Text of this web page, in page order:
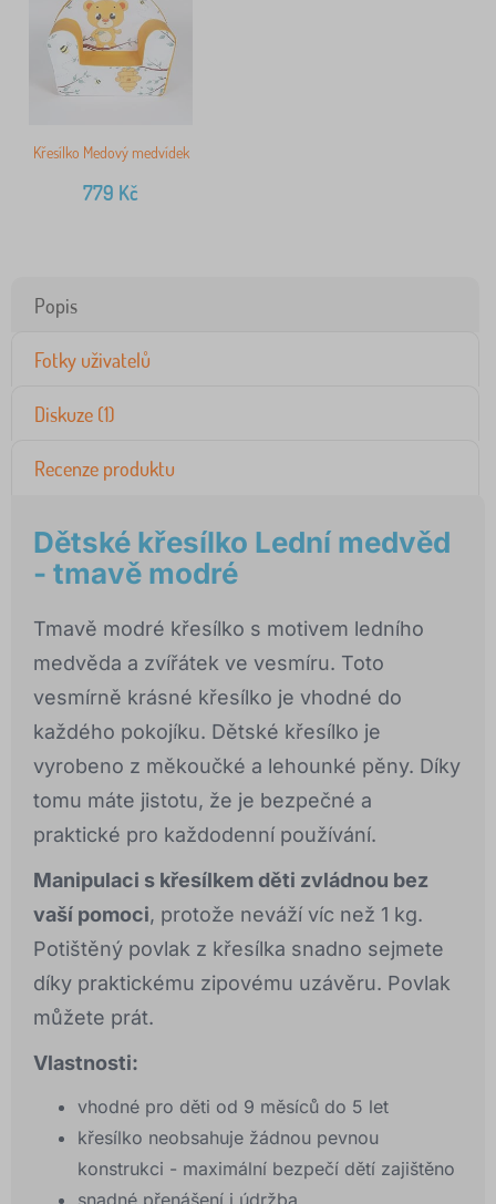
Křesílko Medový medvídek
779 Kč
Popis
Fotky uživatelů
Diskuze (1)
Recenze produktu
Dětské křesílko Lední medvěd
- tmavě modré
Tmavě modré křesílko s motivem ledního
medvěda a zvířátek ve vesmíru. Toto
vesmírně krásné křesílko je vhodné do
každého pokojíku. Dětské křesílko je
vyrobeno z měkoučké a lehounké pěny. Díky
tomu máte jistotu, že je bezpečné a
praktické pro každodenní používání.
Manipulaci s křesílkem děti zvládnou bez
vaší pomoci, protože neváží víc než 1 kg.
Potištěný povlak z křesílka snadno sejmete
díky praktickému zipovému uzávěru. Povlak
můžete prát.
Vlastnosti:
vhodné pro děti od 9 měsíců do 5 let
křesílko neobsahuje žádnou pevnou
konstrukci - maximální bezpečí dětí zajištěno